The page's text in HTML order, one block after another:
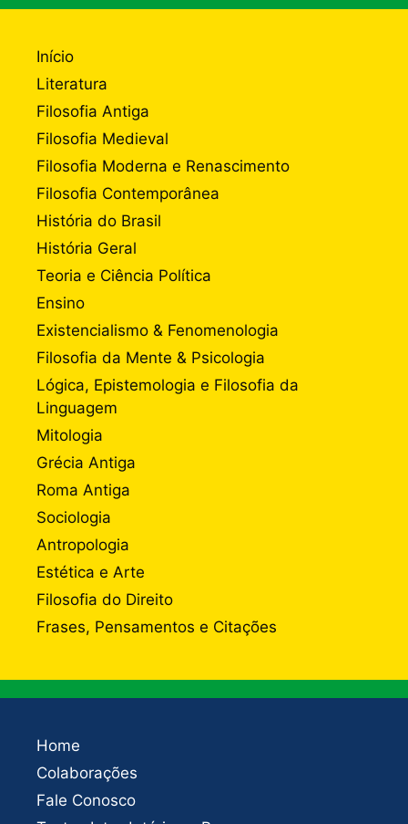
Início
Literatura
Filosofia Antiga
Filosofia Medieval
Filosofia Moderna e Renascimento
Filosofia Contemporânea
História do Brasil
História Geral
Teoria e Ciência Política
Ensino
Existencialismo & Fenomenologia
Filosofia da Mente & Psicologia
Lógica, Epistemologia e Filosofia da
Linguagem
Mitologia
Grécia Antiga
Roma Antiga
Sociologia
Antropologia
Estética e Arte
Filosofia do Direito
Frases, Pensamentos e Citações
Home
Colaborações
Fale Conosco